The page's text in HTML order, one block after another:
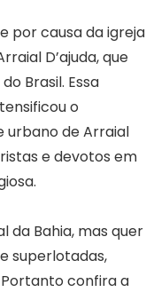
por causa da igreja
D’ajuda, que
Brasil. Essa
o
urbano de Arraial
e devotos em
da Bahia, mas quer
superlotadas,
Portanto confira a